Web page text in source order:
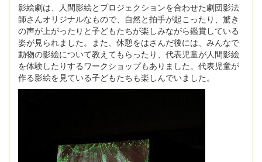
影絵劇は、人間影絵とプロジェクションを合わせた劇団影法
師さんオリジナルなもので、自然と拍手が起こったり、驚き
の声が上がったりと子どもたちが楽しみながら鑑賞している
姿が見られました。また、休憩をはさんだ後には、みんなで
動物の影絵について教えてもらったり、代表児童が人間影絵
を体験したりするワークショップもありました。代表児童が
作る影絵を見ている子どもたちも楽しんでいました。